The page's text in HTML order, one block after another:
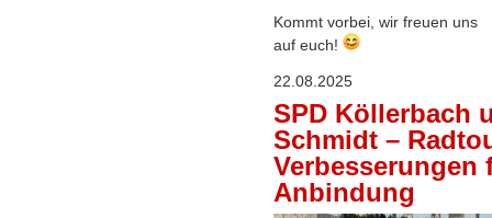
Kommt vorbei, wir freuen uns
auf euch!
22.08.2025
SPD Köllerbach
Schmidt –
Verbesserungen
Anbindung